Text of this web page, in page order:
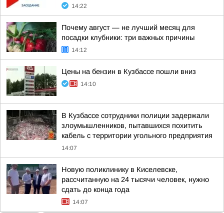
14:22
Почему август — не лучший месяц для
посадки клубники: три важных причины
14:12
Цены на бензин в Кузбассе пошли вниз
14:10
В Кузбассе сотрудники полиции задержали
злоумышленников, пытавшихся похитить
кабель с территории угольного предприятия
14:07
Новую поликлинику в Киселевске,
рассчитанную на 24 тысячи человек, нужно
сдать до конца года
14:07